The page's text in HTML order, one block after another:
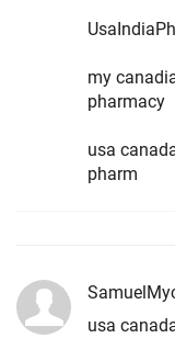
my
pharmacy
usa
pharm
usa